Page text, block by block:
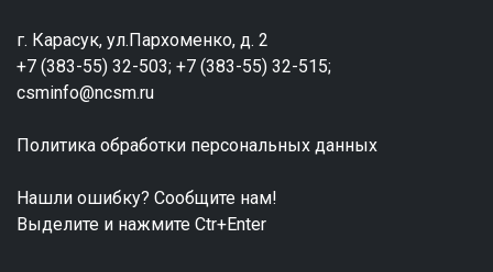
г. Карасук, ул.Пархоменко, д. 2
+7 (383-55) 32-503; +7 (383-55) 32-515;
csminfo@ncsm.ru
Политика обработки персональных данных
Нашли ошибку? Сообщите нам!
Выделите и нажмите Ctr+Enter